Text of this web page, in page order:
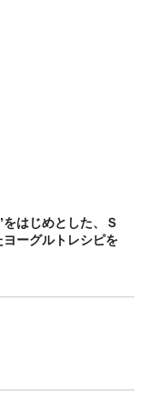
はじめとした、Ｓ
ヨーグルトレシピを